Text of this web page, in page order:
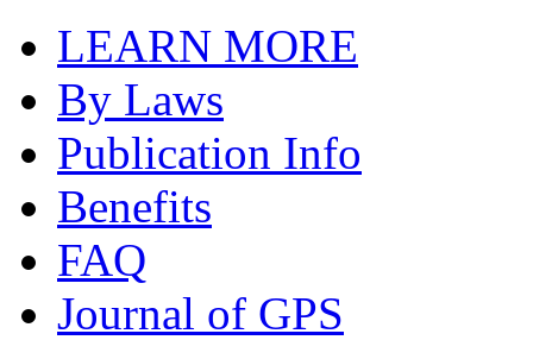
LEARN MORE
By Laws
Publication Info
Benefits
FAQ
Journal of GPS